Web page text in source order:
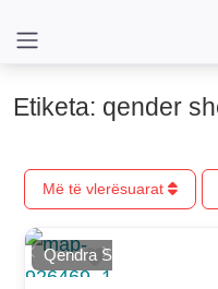
Etiketa: qender
Më të vlerësuarat
Shtoje si të
Qendra Shëndetësore
E mëparshme
Më Tej